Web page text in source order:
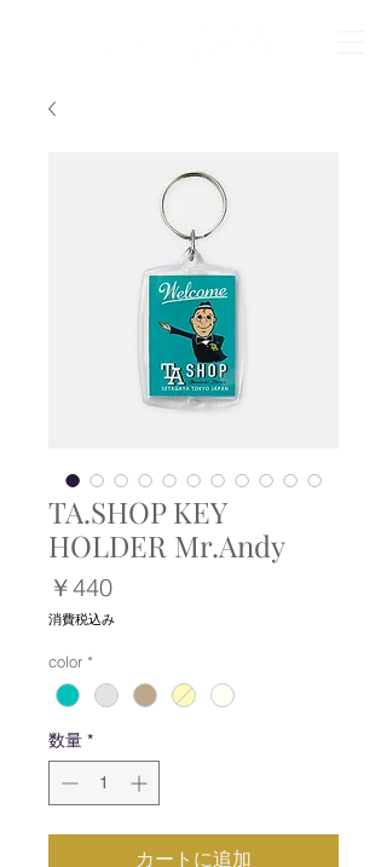
TA.SHOP KEY
HOLDER Mr.Andy
￥440価
格
消費税込み
color *
数量 *
カートに追加